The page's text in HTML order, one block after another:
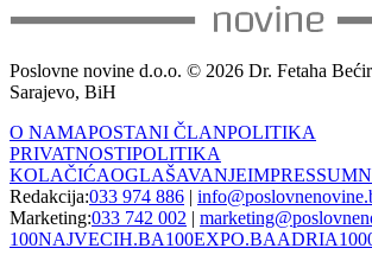
Poslovne novine d.o.o. © 2026 Dr. Fetaha
Sarajevo, BiH
O NAMAPOSTANI ČLANPOLITIKA
PRIVATNOSTIPOLITIKA
KOLAČIĆAOGLAŠAVANJEIMPRESSUM
Redakcija:033 974 886 |
Marketing:033 742 002 |
100NAJVECIH.BA100EXPO.BA